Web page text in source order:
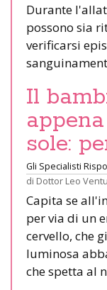
Durante
possono sia
verificarsi
Il
sole:
Gli Specialisti
di Dottor Leo
Capita se
per via di un
cervello, che
luminosa
che spetta al